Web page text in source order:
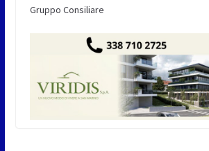
Gruppo Consiliare